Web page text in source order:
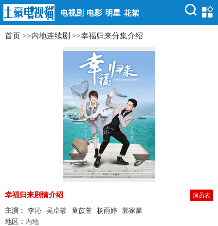
电视剧 电影 明星 花絮
首页 >>内地连续剧 >>幸福归来分集介绍
幸福归来剧情介绍 演员表
主演： 李沁 吴卓羲 童苡萱 杨雨婷
郭家豪
地区： 内地